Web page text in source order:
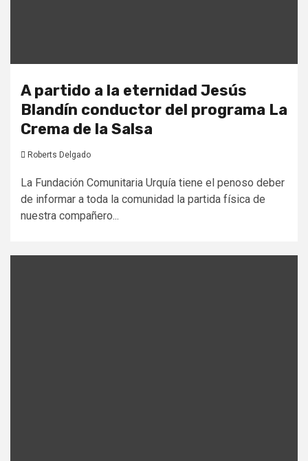
A partido a la eternidad Jesús
Blandín conductor del programa La
Crema de la Salsa
Roberts Delgado
La Fundación Comunitaria Urquía tiene el penoso deber
de informar a toda la comunidad la partida física de
nuestra compañero...